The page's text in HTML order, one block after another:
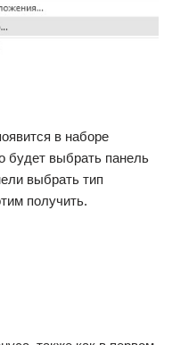
в наборе
будет выбрать панель
выбрать тип
получить.